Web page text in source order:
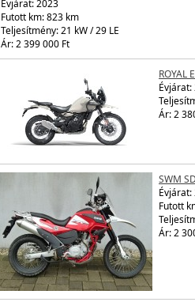
Évjárat:2023
Futott km: 823 km
Teljesítmény: 21 kW / 29 LE
Ár: 2 399 000 Ft
ROYAL
Évjárat:
Ár: 2
SWM
Évjárat:
Futott
Ár: 2